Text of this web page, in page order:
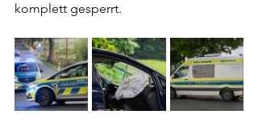
komplett gesperrt.